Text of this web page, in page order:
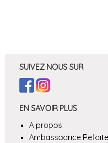
SUIVEZ NOUS SUR
EN SAVOIR PLUS
A propos
Ambassadrice